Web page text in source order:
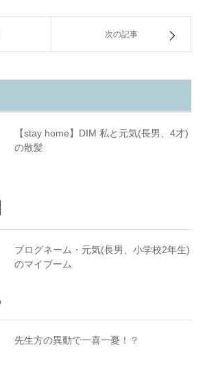
次の記事
【stay home】DIM 私と元気(長男、4才)
の散髪
ブログネーム・元気(長男、小学校2年生)
のマイブーム
先生方の異動で一喜一憂！？